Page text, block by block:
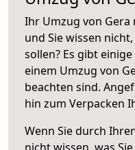
Ihr Umzug von Gera
und Sie wissen
sollen? Es gibt
einem Umzug von
beachten sind.
hin zum Verpacken
Wenn Sie durch